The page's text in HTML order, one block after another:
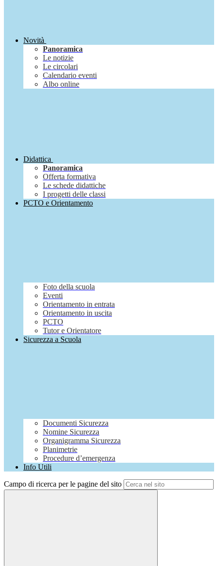
Novità
Panoramica
Le notizie
Le circolari
Calendario eventi
Albo online
Didattica
Panoramica
Offerta formativa
Le schede didattiche
I progetti delle classi
PCTO e Orientamento
Foto della scuola
Eventi
Orientamento in entrata
Orientamento in uscita
PCTO
Tutor e Orientatore
Sicurezza a Scuola
Documenti Sicurezza
Nomine Sicurezza
Organigramma Sicurezza
Planimetrie
Procedure d’emergenza
Info Utili
Campo di ricerca per le pagine del sito